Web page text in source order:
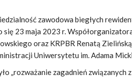
zawodowa biegłych
się 23 maja 2023 r.
oraz KRPBR Renatą
Uniwersytetu im. Adama
„rozważanie zagadnień